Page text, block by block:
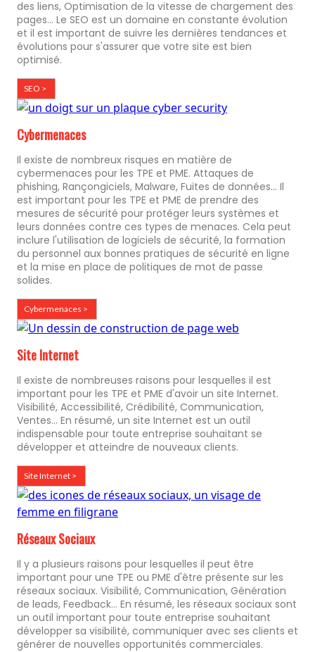
des liens, Optimisation de la vitesse de chargement des
pages... Le SEO est un domaine en constante évolution
et il est important de suivre les dernières tendances et
évolutions pour s'assurer que votre site est bien
optimisé.
SEO >
Cybermenaces
Il existe de nombreux risques en matière de
cybermenaces pour les TPE et PME. Attaques de
phishing, Rançongiciels, Malware, Fuites de données... Il
est important pour les TPE et PME de prendre des
mesures de sécurité pour protéger leurs systèmes et
leurs données contre ces types de menaces. Cela peut
inclure l'utilisation de logiciels de sécurité, la formation
du personnel aux bonnes pratiques de sécurité en ligne
et la mise en place de politiques de mot de passe
solides.
Cybermenaces >
Site Internet
Il existe de nombreuses raisons pour lesquelles il est
important pour les TPE et PME d'avoir un site Internet.
Visibilité, Accessibilité, Crédibilité, Communication,
Ventes... En résumé, un site Internet est un outil
indispensable pour toute entreprise souhaitant se
développer et atteindre de nouveaux clients.
Site Internet >
Réseaux Sociaux
Il y a plusieurs raisons pour lesquelles il peut être
important pour une TPE ou PME d'être présente sur les
réseaux sociaux. Visibilité, Communication, Génération
de leads, Feedback... En résumé, les réseaux sociaux sont
un outil important pour toute entreprise souhaitant
développer sa visibilité, communiquer avec ses clients et
générer de nouvelles opportunités commerciales.